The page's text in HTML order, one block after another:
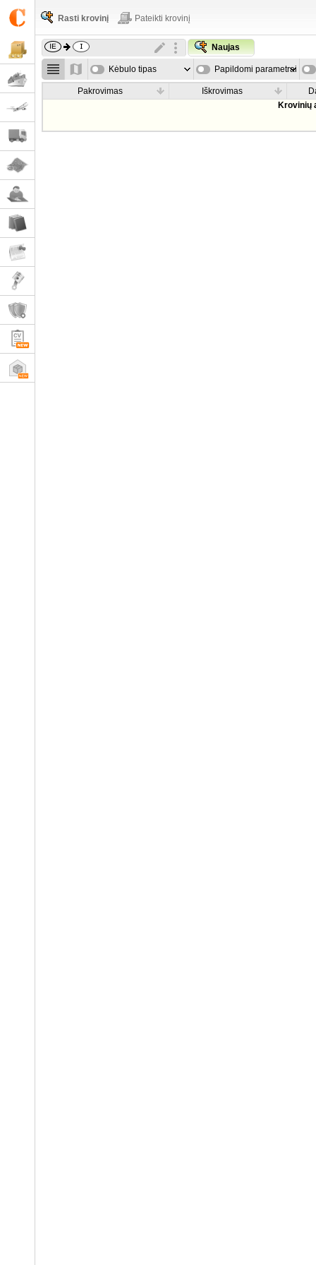
Rasti krovinį Pateikti krovinį
Naujas
Kėbulo tipas Papildomi parametrai
Pakrovimas Iškrovimas
Krovinių